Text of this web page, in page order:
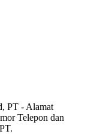
PT - Alamat
Telepon dan